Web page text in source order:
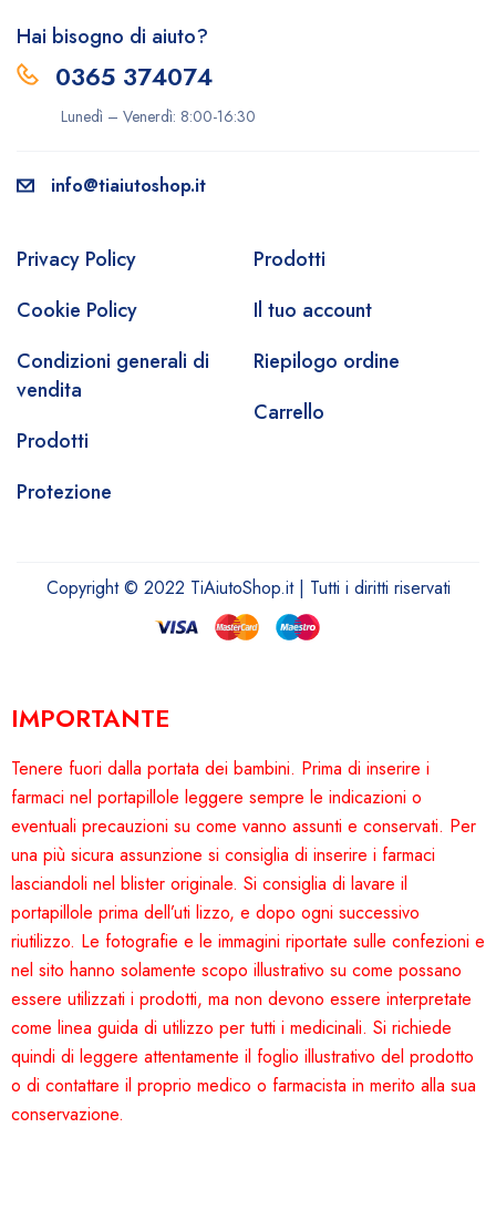
Hai bisogno di aiuto?
0365 374074
Lunedì – Venerdì: 8:00-16:30
info@tiaiutoshop.it
Privacy Policy
Cookie Policy
Condizioni generali di
vendita
Prodotti
Protezione
Prodotti
Il tuo account
Riepilogo ordine
Carrello
Copyright © 2022 TiAiutoShop.it | Tutti i diritti riservati
IMPORTANTE
Tenere fuori dalla portata dei bambini. Prima di inserire i
farmaci nel portapillole leggere sempre le indicazioni o
eventuali precauzioni su come vanno assunti e conservati. Per
una più sicura assunzione si consiglia di inserire i farmaci
lasciandoli nel blister originale. Si consiglia di lavare il
portapillole prima dell’uti lizzo, e dopo ogni successivo
riutilizzo. Le fotografie e le immagini riportate sulle confezioni e
nel sito hanno solamente scopo illustrativo su come possano
essere utilizzati i prodotti, ma non devono essere interpretate
come linea guida di utilizzo per tutti i medicinali. Si richiede
quindi di leggere attentamente il foglio illustrativo del prodotto
o di contattare il proprio medico o farmacista in merito alla sua
conservazione.